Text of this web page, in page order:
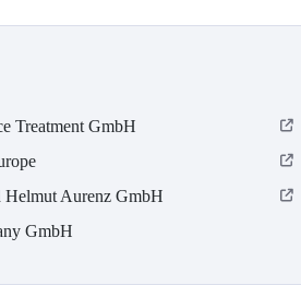
Treatment GmbH
Au­renz GmbH
GmbH